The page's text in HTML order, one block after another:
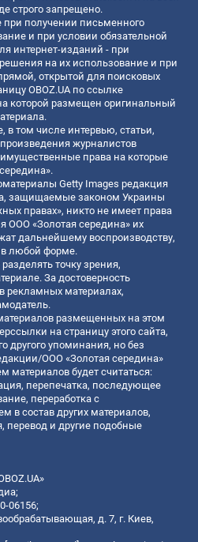
строго запрещено.
при получении письменного
и при условии обязательной
интернет-изданий - при
на их использование и при
открытой для поисковых
OBOZ.UA по ссылке
которой размещен оригинальный
в том числе интервью, статьи,
журналистов
права на которые
Getty Images редакция
защищаемые законом Украины
правах», никто не имеет права
ООО «Золотая середина» их
дальнейшему воспроизводству,
в любой форме.
точку зрения,
За достоверность
материалах,
размещенных на этом
на страницу этого сайта,
другого упоминания, но без
ООО «Золотая середина»
материалов будет считаться:
перепечатка, последующее
переработка с
в состав других материалов,
перевод и другие подобные
06156;
д. 7, г. Киев,